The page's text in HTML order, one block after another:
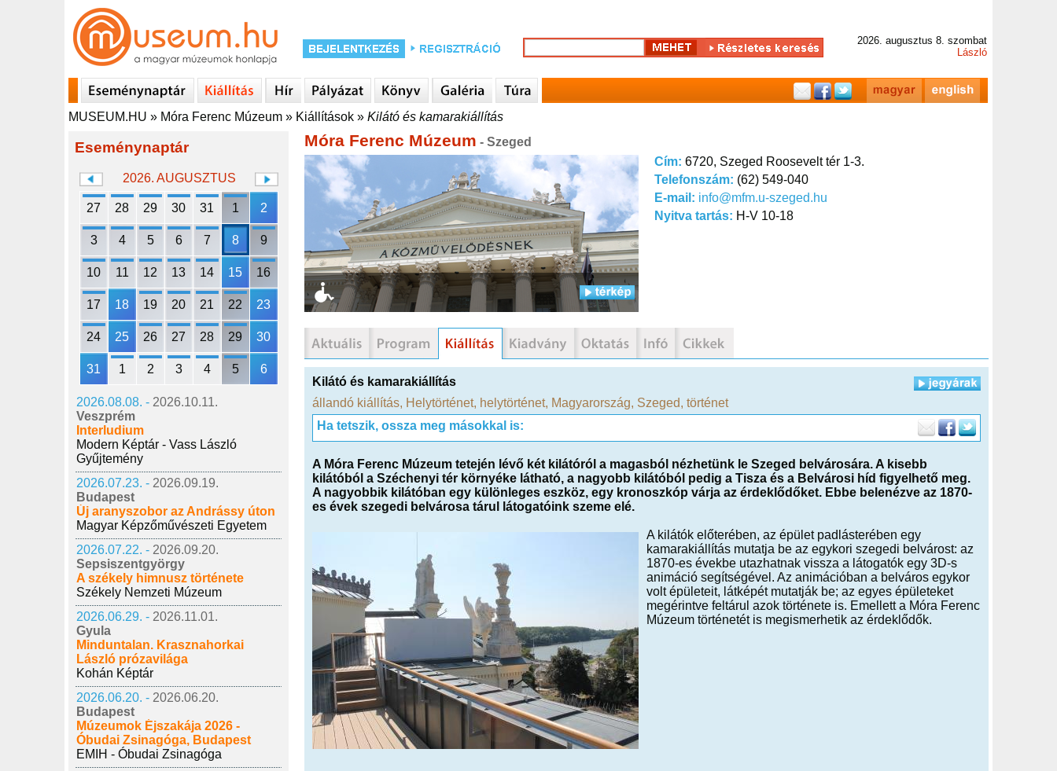
2026. augusztus 8. szombat
László
MUSEUM.HU » Móra Ferenc Múzeum » Kiállítások » Kilátó és kamarakiállítás
Eseménynaptár
2026. AUGUSZTUS
27 28 29 30 31 1 2
3 4 5 6 7 8 9
10 11 12 13 14 15 16
17 18 19 20 21 22 23
24 25 26 27 28 29 30
31 1 2 3 4 5 6
2026.08.08. - 2026.10.11.
Veszprém
Interludium
Modern Képtár - Vass László
Gyűjtemény
2026.07.23. - 2026.09.19.
Budapest
Új aranyszobor az Andrássy úton
Magyar Képzőművészeti Egyetem
2026.07.22. - 2026.09.20.
Sepsiszentgyörgy
A székely himnusz története
Székely Nemzeti Múzeum
2026.06.29. - 2026.11.01.
Gyula
Minduntalan. Krasznahorkai
László prózavilága
Kohán Képtár
2026.06.20. - 2026.06.20.
Budapest
Múzeumok Éjszakája 2026 -
Óbudai Zsinagóga, Budapest
EMIH - Óbudai Zsinagóga
Móra Ferenc Múzeum - Szeged
Cím: 6720, Szeged Roosevelt tér 1-3.
Telefonszám: (62) 549-040
E-mail: info@mfm.u-szeged.hu
Nyitva tartás: H-V 10-18
Kilátó és kamarakiállítás
állandó kiállítás, Helytörténet, helytörténet, Magyarország, Szeged, történet
Ha tetszik, ossza meg másokkal is:
A Móra Ferenc Múzeum tetején lévő két kilátóról a magasból nézhetünk le Szeged belvárosára. A kisebb
kilátóból a Széchenyi tér környéke látható, a nagyobb kilátóból pedig a Tisza és a Belvárosi híd figyelhető meg.
A nagyobbik kilátóban egy különleges eszköz, egy kronoszkóp várja az érdeklődőket. Ebbe belenézve az 1870-
es évek szegedi belvárosa tárul látogatóink szeme elé.
A kilátók előterében, az épület padlásterében egy
kamarakiállítás mutatja be az egykori szegedi belvárost: az
1870-es évekbe utazhatnak vissza a látogatók egy 3D-s
animáció segítségével. Az animációban a belváros egykor
volt épületeit, látképét mutatják be; az egyes épületeket
megérintve feltárul azok története is. Emellett a Móra Ferenc
Múzeum történetét is megismerhetik az érdeklődők.